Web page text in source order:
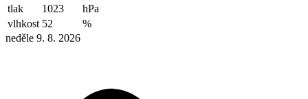
tlak
1023
hPa
vlhkost 52
%
neděle 9. 8. 2026